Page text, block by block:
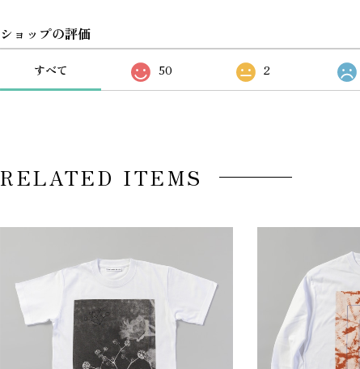
ショップの評価
すべて 50 2
RELATED ITEMS